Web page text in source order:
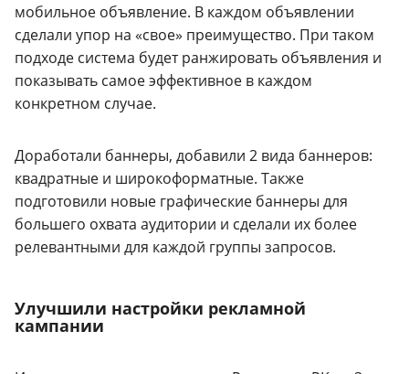
мобильное объявление. В каждом объявлении
сделали упор на «свое» преимущество. При таком
подходе система будет ранжировать объявления и
показывать самое эффективное в каждом
конкретном случае.
Доработали баннеры, добавили 2 вида баннеров:
квадратные и широкоформатные. Также
подготовили новые графические баннеры для
большего охвата аудитории и сделали их более
релевантными для каждой группы запросов.
Улучшили настройки рекламной
кампании